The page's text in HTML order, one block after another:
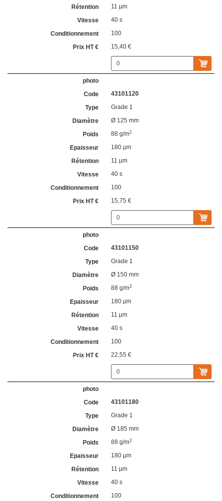
11 µm
40 s
100
15,40 €
43101120
Grade 1
Ø 125 mm
88 g/m2
180 µm
11 µm
40 s
100
15,75 €
43101150
Grade 1
Ø 150 mm
88 g/m2
180 µm
11 µm
40 s
100
22,55 €
43101180
Grade 1
Ø 185 mm
88 g/m2
180 µm
11 µm
40 s
100